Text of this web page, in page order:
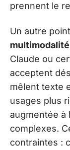
prennent le
Un autre
multimodalité
Claude ou
acceptent
mêlent texte
usages plus
augmentée à
complexes.
contraintes :